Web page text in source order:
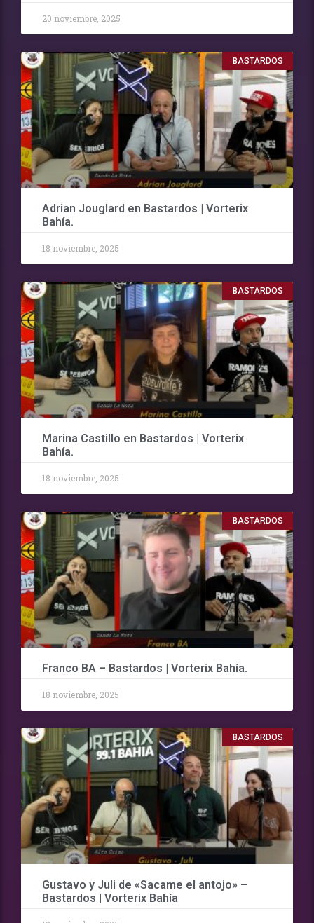
20 noviembre, 2025
BASTARDOS
Adrian Jouglard en Bastardos | Vorterix
Bahía.
18 noviembre, 2025
BASTARDOS
Marina Castillo en Bastardos | Vorterix
Bahía.
18 noviembre, 2025
BASTARDOS
Franco BA – Bastardos | Vorterix Bahía.
18 noviembre, 2025
BASTARDOS
Gustavo y Juli de «Sacame el antojo» –
Bastardos | Vorterix Bahía